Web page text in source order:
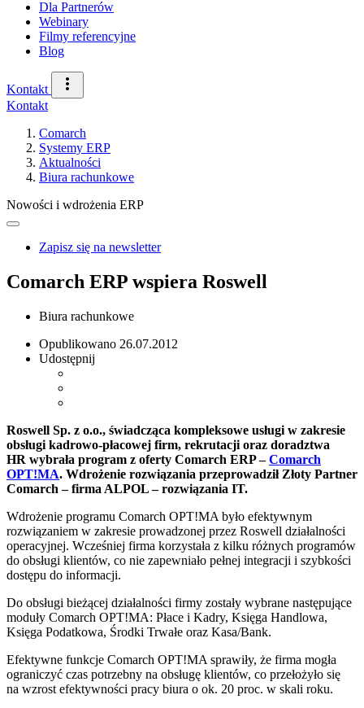
Dla Partnerów
Webinary
Filmy referencyjne
Blog
Kontakt
Kontakt
Comarch
Systemy ERP
Aktualności
Biura rachunkowe
Nowości i wdrożenia ERP
Zapisz się na newsletter
Comarch ERP wspiera Roswell
Biura rachunkowe
Opublikowano 26.07.2012
Udostępnij
Roswell Sp. z o.o., świadcząca kompleksowe usługi w zakresie
obsługi kadrowo-płacowej firm, rekrutacji oraz doradztwa
HR wybrała program z oferty Comarch ERP –Comarch
OPT!MA. Wdrożenie rozwiązania przeprowadził Złoty Partner
Comarch – firma ALPOL – rozwiązania IT.
Wdrożenie programu Comarch OPT!MA było efektywnym
rozwiązaniem w zakresie prowadzonej przez Roswell działalności
operacyjnej. Wcześniej firma korzystała z kilku różnych programów
do obsługi klientów, co nie zapewniało pełnej integracji i szybkości
dostępu do informacji.
Do obsługi bieżącej działalności firmy zostały wybrane następujące
moduły Comarch OPT!MA: Płace i Kadry, Księga Handlowa,
Księga Podatkowa, Środki Trwałe oraz Kasa/Bank.
Efektywne funkcje Comarch OPT!MA sprawiły, że firma mogła
ograniczyć czas potrzebny na obsługę klientów, co przełożyło się
na wzrost efektywności pracy biura o ok. 20 proc. w skali roku.